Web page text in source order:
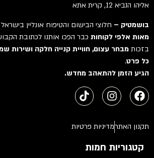
אליהו הנביא 12, קרית אתא
בושמטיק –חלוצי הבישום והטיפוח אונליין בישראל
מאות אלפי לקוחותכבר הפכו אותנו לכתובת
בזכותמבחר עצום, חוויית קנייה חלקה ושירות
כל פרט.
הגיע הזמן להתאהב מחדש.
תקנון האתרמדיניות פרטיות
קטגוריות חמות